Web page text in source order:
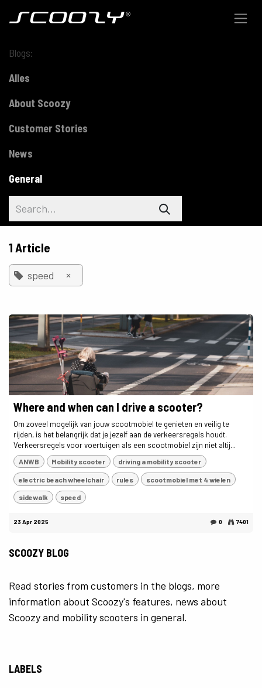
Blogs:
Alles
About Scoozy
Customer Stories
News
General
1 Article
speed ×
Where and when can I drive a scooter?
Om zoveel mogelijk van jouw scootmobiel te genieten en veilig te
rijden, is het belangrijk dat je jezelf aan de verkeersregels houdt.
Verkeersregels voor voertuigen als een scootmobiel zijn niet altij...
ANWB Mobility scooter driving a mobility scooter
electric beach wheelchair rules scootmobiel met 4 wielen
sidewalk speed
23 Apr 2025 0 7401
SCOOZY BLOG
Read stories from customers in the blogs, more
information about Scoozy's features, news about
Scoozy and mobility scooters in general.
LABELS